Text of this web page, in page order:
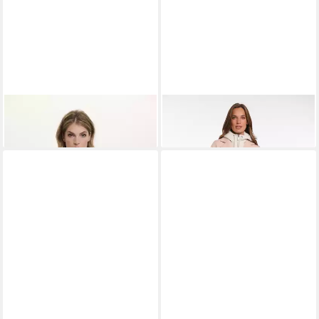
RINO & PELLEOutdoorjacke
RINO & PELLELangjacke